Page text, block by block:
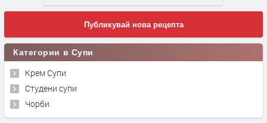
Публикувай нова рецепта
Категории в Супи
Крем Супи
Студени супи
Чорби